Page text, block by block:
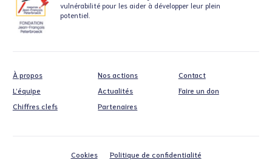
vulnérabilité pour les aider à développer leur plein
potentiel.
À propos
L’équipe
Chiffres clefs
Nos actions
Actualités
Partenaires
Contact
Faire un don
Cookies Politique de confidentialité